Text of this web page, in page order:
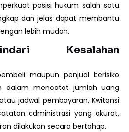
posisi hukum salah satu
dan jelas dapat membantu
lebih mudah.
Kesalahan
maupun penjual berisiko
dalam mencatat jumlah uang
jadwal pembayaran. Kwitansi
administrasi yang akurat,
dilakukan secara bertahap.